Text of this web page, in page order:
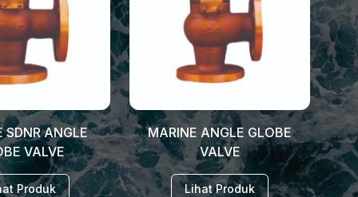
SDNR ANGLE
VALVE
Produk
MARINE ANGLE GLOBE
VALVE
Lihat Produk